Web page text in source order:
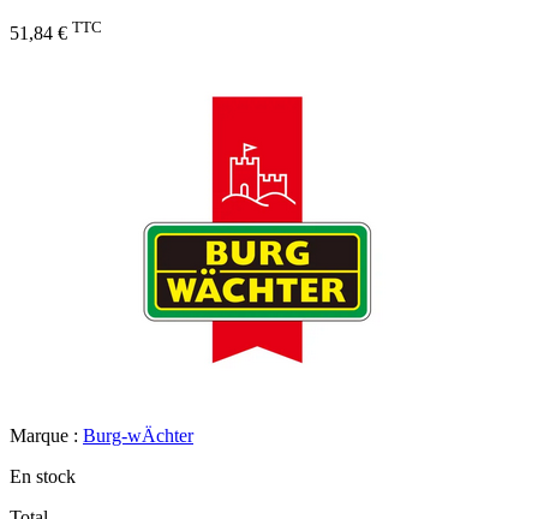
51,84 € TTC
Marque : Burg-wÄchter
En stock